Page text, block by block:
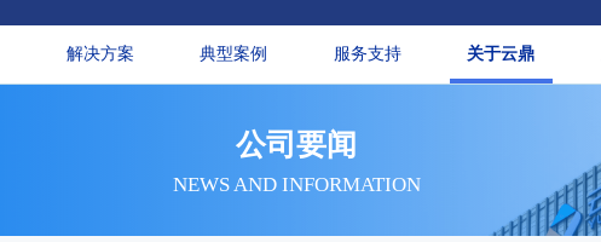
解决方案 典型案例 服务支持 关于云鼎
公司要闻
NEWS AND INFORMATION